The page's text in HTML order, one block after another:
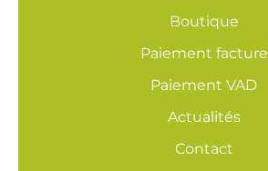
Boutique
Paiement facture
Paiement VAD
Actualités
Contact